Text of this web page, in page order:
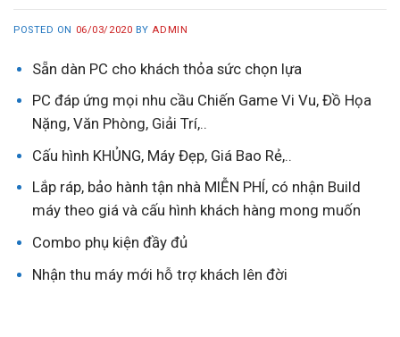
POSTED ON 06/03/2020 BY ADMIN
Sẵn dàn PC cho khách thỏa sức chọn lựa
PC đáp ứng mọi nhu cầu Chiến Game Vi Vu, Đồ Họa
Nặng, Văn Phòng, Giải Trí,..
Cấu hình KHỦNG, Máy Đẹp, Giá Bao Rẻ,..
Lắp ráp, bảo hành tận nhà MIỄN PHÍ, có nhận Build
máy theo giá và cấu hình khách hàng mong muốn
Combo phụ kiện đầy đủ
Nhận thu máy mới hỗ trợ khách lên đời